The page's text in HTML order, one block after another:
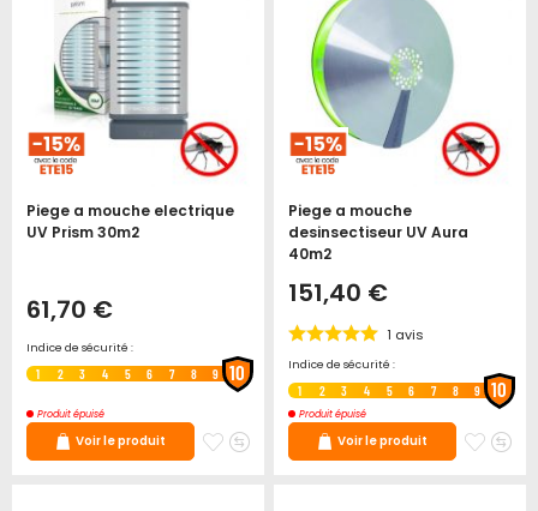
Piege a mouche electrique
UV Prism 30m2
61,70 €
Indice de sécurité :
1 2 3 4 5 6 7 8 9 10
Produit épuisé
Voir le produit
AjouterAjouter
Piege a mouche
desinsectiseur UV Aura
40m2
151,40 €
1 avis
Indice de sécurité :
1 2 3 4 5 6 7 8 9 10
Produit épuisé
Voir le produit